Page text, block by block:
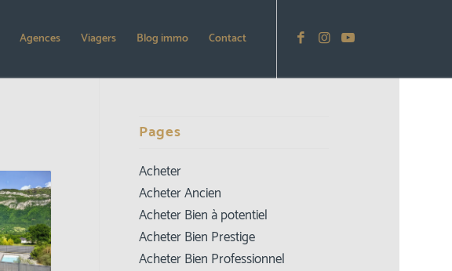
Agences Viagers Blog immo Contact
Pages
Acheter
Acheter Ancien
Acheter Bien à potentiel
Acheter Bien Prestige
Acheter Bien Professionnel